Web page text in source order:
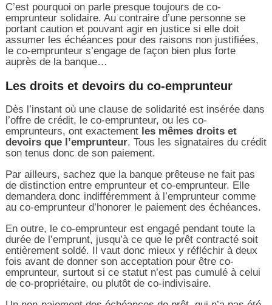
C’est pourquoi on parle presque toujours de co-
emprunteur solidaire. Au contraire d’une personne se
portant caution et pouvant agir en justice si elle doit
assumer les échéances pour des raisons non justifiées,
le co-emprunteur s’engage de façon bien plus forte
auprès de la banque…
Les droits et devoirs du co-emprunteur
Dès l’instant où une clause de solidarité est insérée dans
l’offre de crédit, le co-emprunteur, ou les co-
emprunteurs, ont exactement les mêmes droits et
devoirs que l’emprunteur. Tous les signataires du crédit
son tenus donc de son paiement.
Par ailleurs, sachez que la banque prêteuse ne fait pas
de distinction entre emprunteur et co-emprunteur. Elle
demandera donc indifféremment à l’emprunteur comme
au co-emprunteur d’honorer le paiement des échéances.
En outre, le co-emprunteur est engagé pendant toute la
durée de l’emprunt, jusqu’à ce que le prêt contracté soit
entièrement soldé. Il vaut donc mieux y réfléchir à deux
fois avant de donner son acceptation pour être co-
emprunteur, surtout si ce statut n’est pas cumulé à celui
de co-propriétaire, ou plutôt de co-indivisaire.